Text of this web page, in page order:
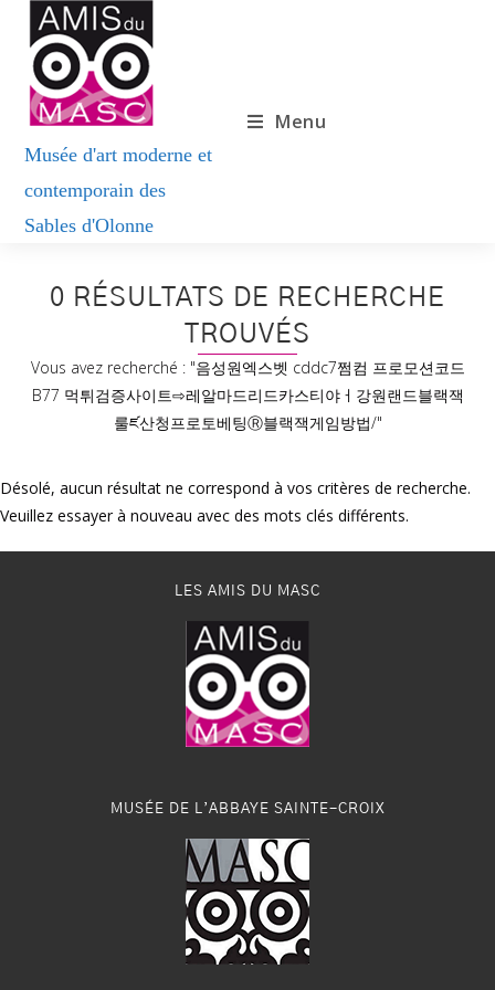
Menu
0 RÉSULTATS DE RECHERCHE
TROUVÉS
Vous avez recherché : "음성원엑스벳 cddc7쩜컴 프로모션코드
B77 먹튀검증사이트⇨레알마드리드카스티야ㅓ강원랜드블랙잭
룰ཛ산청프로토베팅Ⓡ블랙잭게임방법/"
Désolé, aucun résultat ne correspond à vos critères de recherche.
Veuillez essayer à nouveau avec des mots clés différents.
LES AMIS DU MASC
MUSÉE DE L’ABBAYE SAINTE-CROIX